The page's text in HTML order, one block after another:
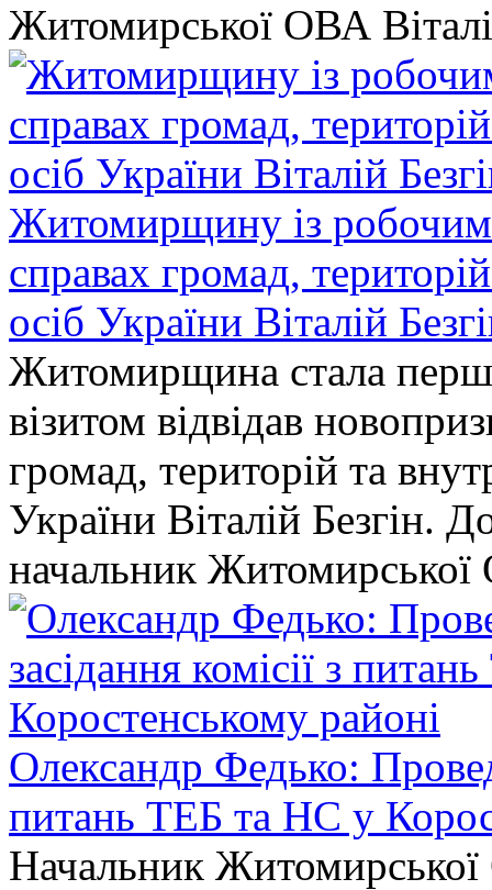
Житомирської ОВА
Житомирщину із робочим
справах громад,
осіб України Віталій
Житомирщина стала
візитом відвідав
громад, територій та
України Віталій Безгін.
начальник
Олександр Федько:
питань ТЕБ та НС у
Начальник